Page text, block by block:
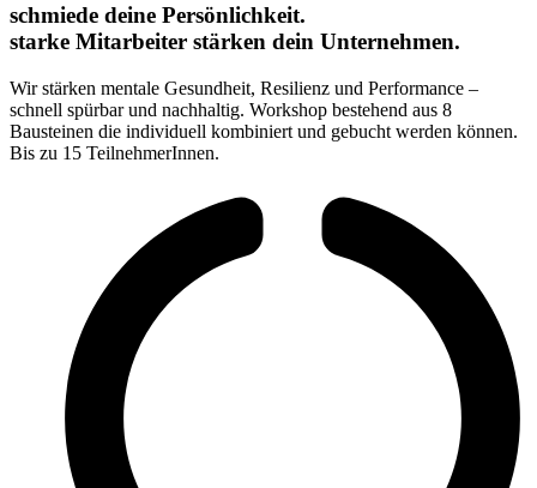
schmiede deine Persönlichkeit.
starke Mitarbeiter stärken dein Unternehmen.
Wir stärken mentale Gesundheit, Resilienz und Performance –
schnell spürbar und nachhaltig. Workshop bestehend aus 8
Bausteinen die individuell kombiniert und gebucht werden können.
Bis zu 15 TeilnehmerInnen.